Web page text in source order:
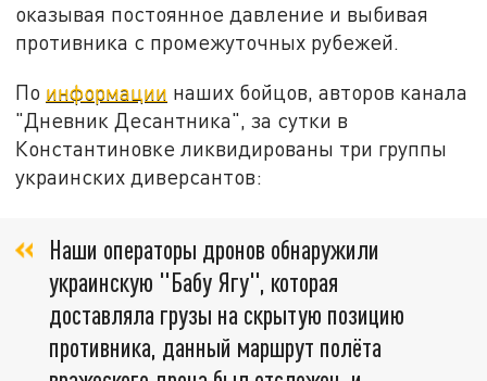
оказывая постоянное давление и выбивая
противника с промежуточных рубежей.
По информации наших бойцов, авторов канала
"Дневник Десантника", за сутки в
Константиновке ликвидированы три группы
украинских диверсантов:
Наши операторы дронов обнаружили
украинскую "Бабу Ягу", которая
доставляла грузы на скрытую позицию
противника, данный маршрут полёта